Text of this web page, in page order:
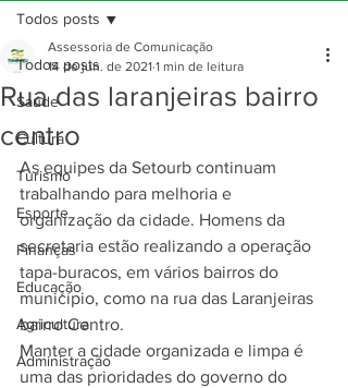
Todos posts
Saúde
Cultura
Turismo
Esporte
Finanças
Educação
Agricultura
Administração
Todos posts
Rua das laranjeiras bairro
centro
Assessoria de Comunicação
14 de jun. de 2021 1 min de leitura
As equipes da Setourb continuam
trabalhando para melhoria e
organização da cidade. Homens da
secretaria estão realizando a operação
tapa-buracos, em vários bairros do
município, como na rua das Laranjeiras
bairro Centro.
Manter a cidade organizada e limpa é
uma das prioridades do governo do